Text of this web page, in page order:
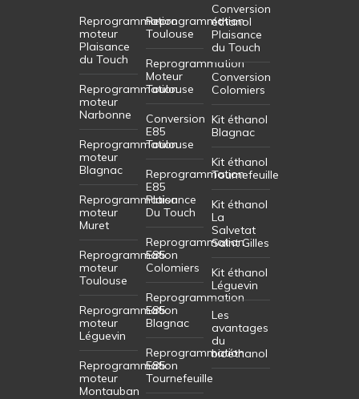
Reprogrammation
moteur
Plaisance
du Touch
Reprogrammation
moteur
Narbonne
Reprogrammation
moteur
Blagnac
Reprogrammation
moteur
Muret
Reprogrammation
moteur
Toulouse
Reprogrammation
moteur
Léguevin
Reprogrammation
moteur
Montauban
Reprogrammation
Toulouse
Reprogrammation
Moteur
Toulouse
Conversion
E85
Toulouse
Reprogrammation
E85
Plaisance
Du Touch
Reprogrammation
E85
Colomiers
Reprogrammation
E85
Blagnac
Reprogrammation
E85
Tournefeuille
Conversion
éthanol
Plaisance
du Touch
Conversion
Colomiers
Kit éthanol
Blagnac
Kit éthanol
Tournefeuille
Kit éthanol
La
Salvetat
Saint Gilles
Kit éthanol
Léguevin
Les
avantages
du
bioéthanol